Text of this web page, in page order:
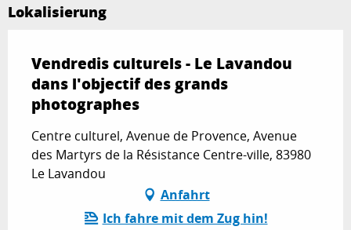
Lokalisierung
Vendredis culturels - Le Lavandou
dans l'objectif des grands
photographes
Centre culturel, Avenue de Provence, Avenue
des Martyrs de la Résistance Centre-ville, 83980
Le Lavandou
Anfahrt
Ich fahre mit dem Zug hin!